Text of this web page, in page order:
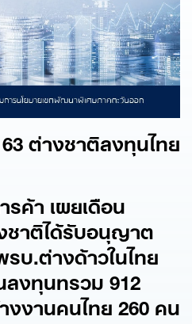
ต่างชาติลงทุนไทย
ค้า เผยเดือน
ชาติได้รับอนุญาต
บ.ต่างด้าวในไทย
ลงทุนทรวม 912
งงานคนไทย 260คน